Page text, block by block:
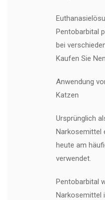
Pentobarbital
bei
Kaufen Sie
Anwendung
Katzen
Ursprünglich
Narkosemittel
heute am
verwendet.
Pentobarbital
Narkosemittel